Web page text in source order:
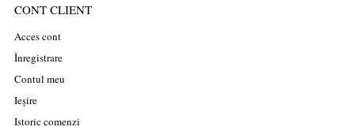
CONT CLIENT
Acces cont
Înregistrare
Contul meu
Ieșire
Istoric comenzi